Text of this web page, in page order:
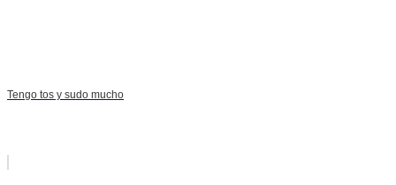
Tengo tos y sudo mucho